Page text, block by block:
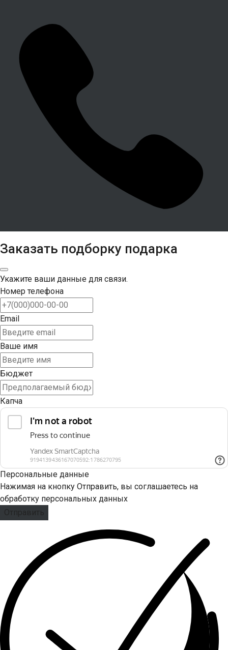
Заказать подборку подарка
Укажите ваши данные для связи.
Номер телефона
Email
Ваше имя
Бюджет
Капча
Персональные данные
Нажимая на кнопку Отправить, вы соглашаетесь на
обработку персональных данных
Отправить